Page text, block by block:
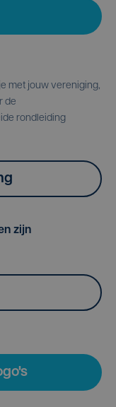
met jouw vereniging,
de
rondleiding
zijn